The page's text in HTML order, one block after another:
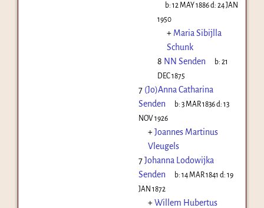
b:12 MAY 1886d:24 JAN
1950
+ Maria Sibijlla
Schunk
8 NN Senden b:21
DEC 1875
7 (Jo)Anna Catharina
Senden
b:3 MAR 1836d:13
NOV 1926
+Joannes Martinus
Vleugels
7Johanna Lodowijka
Senden
b:14 MAR 1841 d:19
JAN 1872
+Willem Hubertus